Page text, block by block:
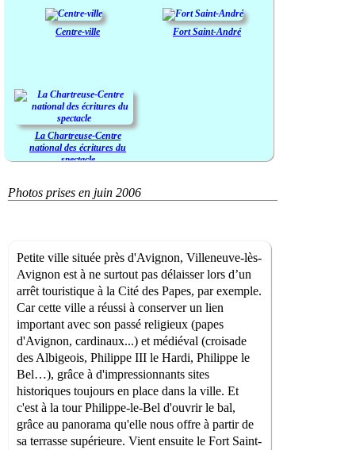
Centre-ville Fort Saint-André
La Chartreuse-Centre
national des écritures du
spectacle
Photos prises en juin 2006
Petite ville située près d'Avignon, Villeneuve-lès-
Avignon est à ne surtout pas délaisser lors d’un
arrêt touristique à la Cité des Papes, par exemple.
Car cette ville a réussi à conserver un lien
important avec son passé religieux (papes
d'Avignon, cardinaux...) et médiéval (croisade
des Albigeois, Philippe III le Hardi, Philippe le
Bel…), grâce à d'impressionnants sites
historiques toujours en place dans la ville. Et
c'est à la tour Philippe-le-Bel d'ouvrir le bal,
grâce au panorama qu'elle nous offre à partir de
sa terrasse supérieure. Vient ensuite le Fort Saint-